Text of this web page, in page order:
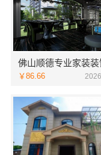
￥86.66